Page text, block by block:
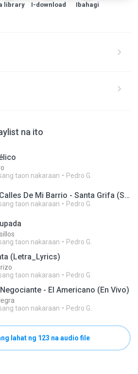
library I-download Ibahagi
na ito
taon nakaraan Pedro G.
06.- Las Calles De Mi Barrio - Santa Grifa (Santos Grifos VOL.1).m4a
taon nakaraan Pedro G.
taon nakaraan Pedro G.
(Letra_Lyrics)
taon nakaraan Pedro G.
- El Americano (En Vivo)
taon nakaraan Pedro G.
lahat ng 123 na audio file